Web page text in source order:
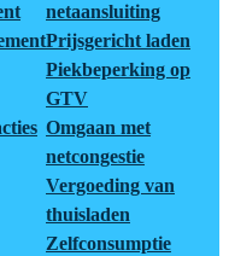
netaansluiting
Prijsgericht laden
Piekbeperking op
GTV
Omgaan met
netcongestie
Vergoeding van
thuisladen
Zelfconsumptie